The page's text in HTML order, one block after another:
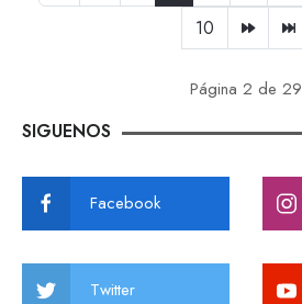
10
Página 2 de 29
SIGUENOS
Facebook
Twitter